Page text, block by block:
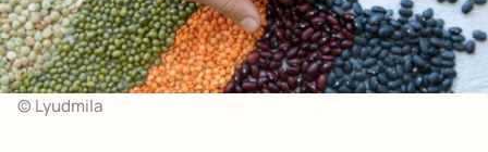
© Lyudmila